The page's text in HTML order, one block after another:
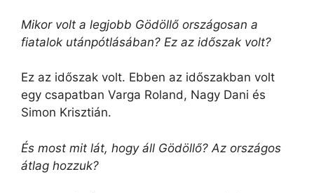
Mikor volt a legjobb Gödöllő országosan a
fiatalok utánpótlásában? Ez az időszak volt?
Ez az időszak volt. Ebben az időszakban volt
egy csapatban Varga Roland, Nagy Dani és
Simon Krisztián.
És most mit lát, hogy áll Gödöllő? Az országos
átlag hozzuk?